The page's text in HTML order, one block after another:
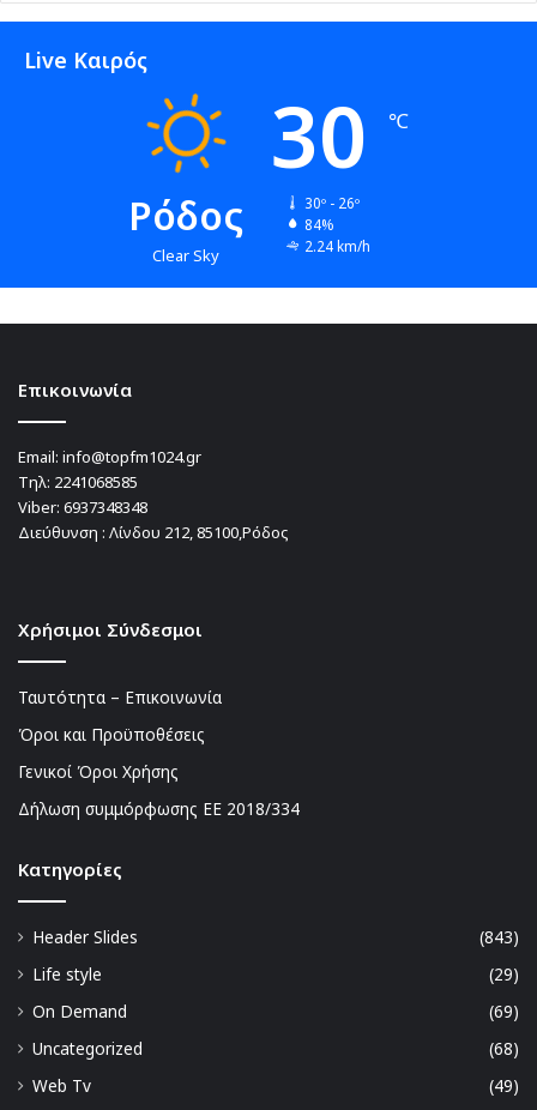
Live Καιρός
Ρόδος
Clear Sky
30 ℃
30º - 26º
84%
2.24 km/h
Επικοινωνία
Email: info@topfm1024.gr
Τηλ: 2241068585
Viber: 6937348348
Διεύθυνση : Λίνδου 212, 85100,Ρόδος
Χρήσιμοι Σύνδεσμοι
Ταυτότητα – Επικοινωνία
Όροι και Προϋποθέσεις
Γενικοί Όροι Χρήσης
Δήλωση συμμόρφωσης ΕΕ 2018/334
Kατηγορίες
Header Slides
(843)
Life style
(29)
On Demand
(69)
Uncategorized
(68)
Web Tv
(49)